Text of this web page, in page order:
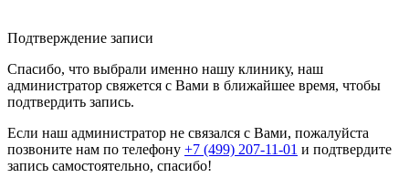
Подтверждение записи
Спасибо, что выбрали именно нашу клинику, наш
администратор свяжется с Вами в ближайшее время, чтобы
подтвердить запись.
Если наш администратор не связался с Вами, пожалуйста
позвоните нам по телефону +7 (499) 207-11-01 и подтвердите
запись самостоятельно, спасибо!